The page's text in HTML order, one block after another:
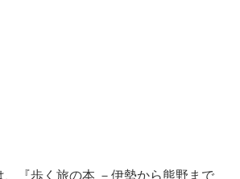
『歩く旅の本 －伊勢から熊野まで